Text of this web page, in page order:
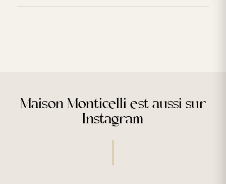
Maison Monticelli est aussi sur
Instagram